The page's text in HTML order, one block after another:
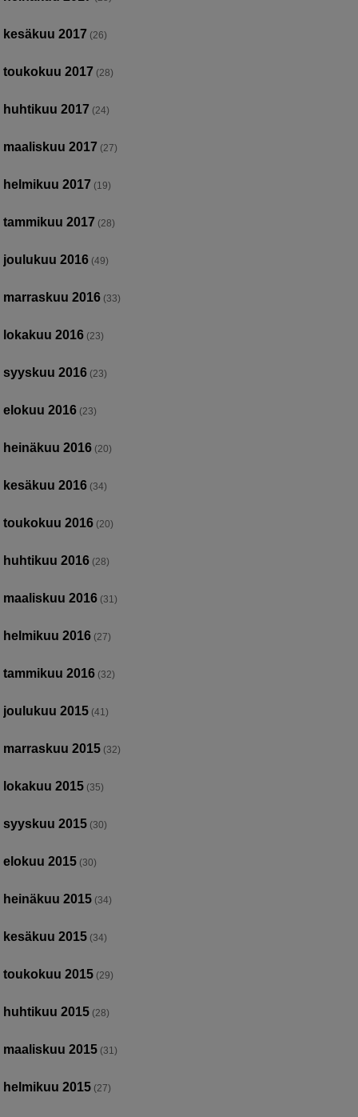
kesäkuu 2017 (26)
toukokuu 2017 (28)
huhtikuu 2017 (24)
maaliskuu 2017 (27)
helmikuu 2017 (19)
tammikuu 2017 (28)
joulukuu 2016 (49)
marraskuu 2016 (33)
lokakuu 2016 (23)
syyskuu 2016 (23)
elokuu 2016 (23)
heinäkuu 2016 (20)
kesäkuu 2016 (34)
toukokuu 2016 (20)
huhtikuu 2016 (28)
maaliskuu 2016 (31)
helmikuu 2016 (27)
tammikuu 2016 (32)
joulukuu 2015 (41)
marraskuu 2015 (32)
lokakuu 2015 (35)
syyskuu 2015 (30)
elokuu 2015 (30)
heinäkuu 2015 (34)
kesäkuu 2015 (34)
toukokuu 2015 (29)
huhtikuu 2015 (28)
maaliskuu 2015 (31)
helmikuu 2015 (27)